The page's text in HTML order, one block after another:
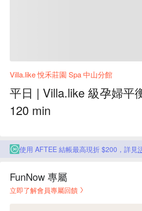
Villa.like 悅禾莊園 Spa 中山分館
平日 | Villa.like 級孕婦平
120 min
使用 AFTEE 結帳最高現折 $200，詳見
FunNow 專屬
立即了解會員專屬回饋